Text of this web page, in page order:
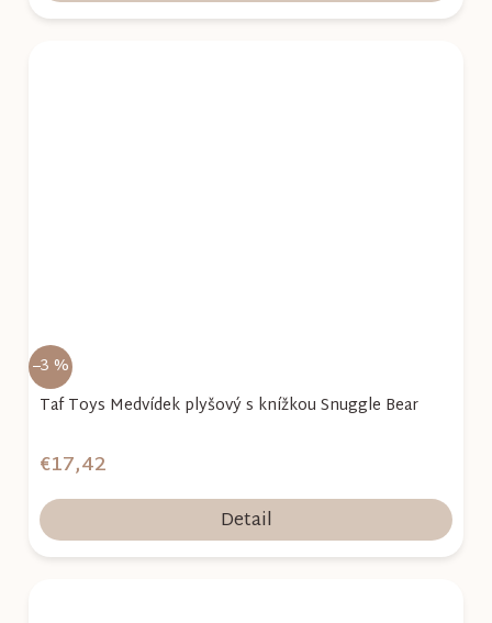
–3 %
Taf Toys Medvídek plyšový s knížkou Snuggle Bear
€17,42
Detail